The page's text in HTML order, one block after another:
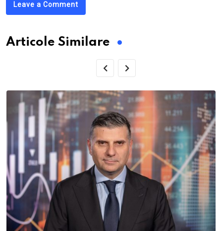
Leave a Comment
Articole Similare